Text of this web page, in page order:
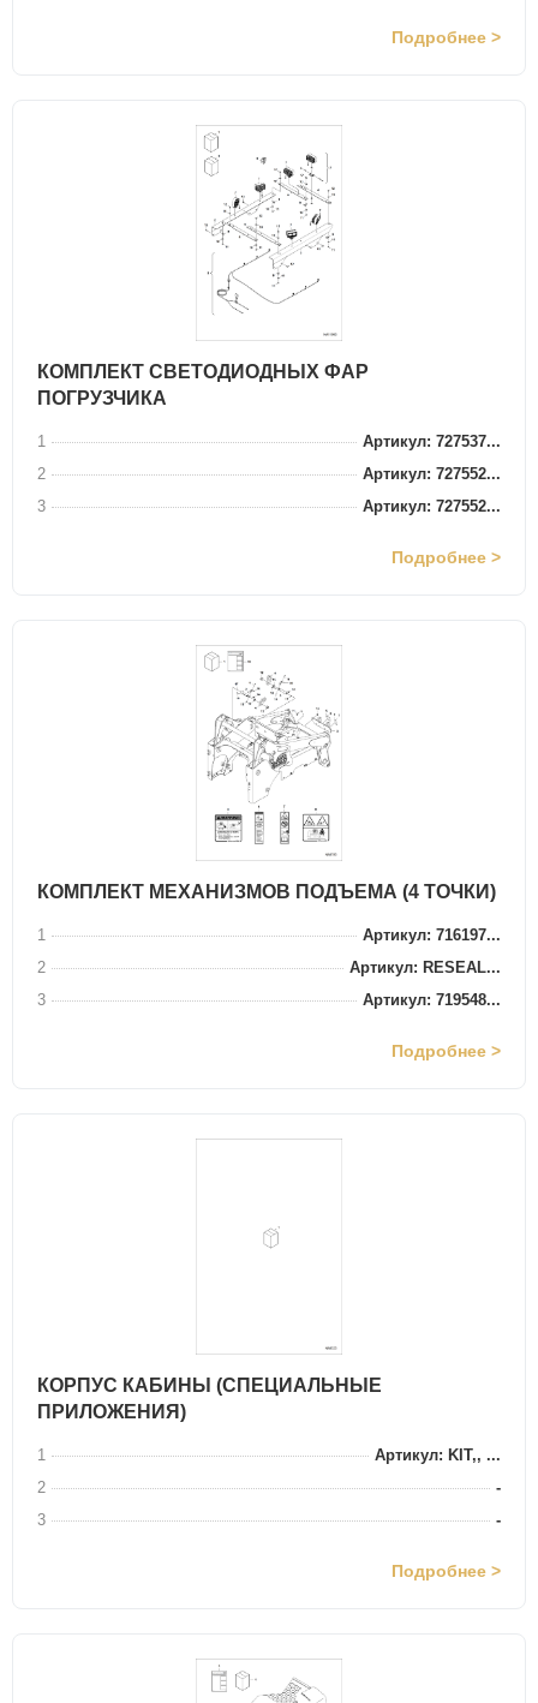
Подробнее >
КОМПЛЕКТ СВЕТОДИОДНЫХ ФАР
ПОГРУЗЧИКА
1
Артикул: 727537...
2
Артикул: 727552...
3
Артикул: 727552...
Подробнее >
КОМПЛЕКТ МЕХАНИЗМОВ ПОДЪЕМА (4 ТОЧКИ)
1
Артикул: 716197...
2
Артикул: RESEAL...
3
Артикул: 719548...
Подробнее >
КОРПУС КАБИНЫ (СПЕЦИАЛЬНЫЕ
ПРИЛОЖЕНИЯ)
1
Артикул: KIT,, ...
2
-
3
-
Подробнее >